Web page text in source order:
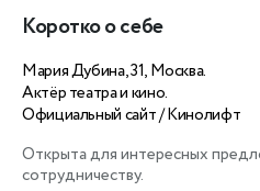
Коротко о себе
Мария Дубина, 31, Москва.
Актёр театра и кино.
Официальный сайт / Кинолифт
Открыта для интересных
сотрудничеству.